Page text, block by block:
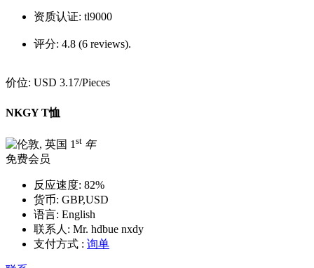
资质认证: tl9000
评分: 4.8 (6 reviews).
价位: USD 3.17/Pieces
NKGY T恤
1 st 年
免费会员
反应速度: 82%
货币: GBP,USD
语言: English
联系人: Mr. hdbue nxdy
支付方式 : 询单